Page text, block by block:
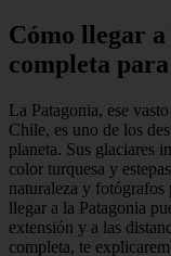
Cómo llegar
completa
La Patagonia, ese
Chile, es uno de los
planeta. Sus glaciares
color turquesa y
naturaleza y
llegar a la Patagonia
extensión y a las
completa, te